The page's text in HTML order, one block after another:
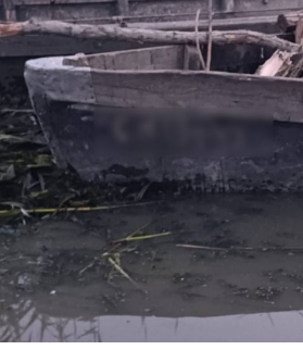
Din fericire, nimeni nu a avut de
comunității au mulțumit atât
localnicilor care au intervenit
limitarea pagubelor.